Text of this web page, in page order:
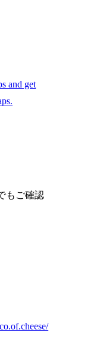
and get
もご確認